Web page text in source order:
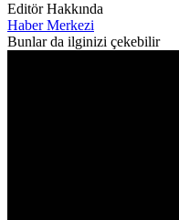
Editör Hakkında
Haber Merkezi
Bunlar da ilginizi çekebilir